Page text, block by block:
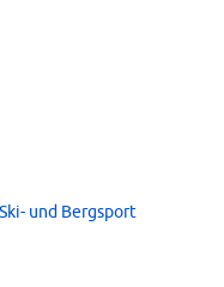
und Bergsport